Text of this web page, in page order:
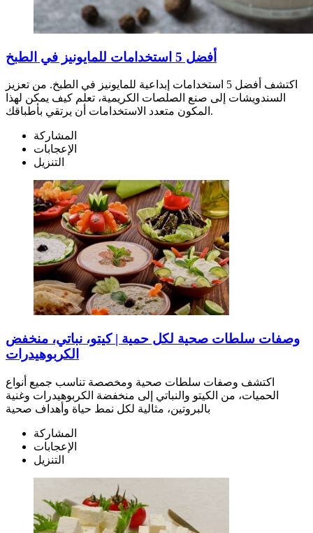
أفضل 5 استخدامات للمايونيز في الطبخ
اكتشف أفضل 5 استخدامات إبداعية للمايونيز في الطبخ. من تعزيز
السندويشات إلى صنع الصلصات الكريمية، تعلم كيف يمكن لهذا
المكون متعدد الاستخدامات أن يرتقي بأطباقك.
المشاركة
الإعجابات
التنزيل
وصفات سلطات صحية لكل حمية | كيتو، نباتي، منخفض
الكربوهيدرات
اكتشف وصفات سلطات صحية ومخصصة تناسب جميع أنواع
الحميات، من الكيتو والنباتي إلى منخفضة الكربوهيدرات وغنية
بالبروتين، مثالية لكل نمط حياة وأهداف صحية
المشاركة
الإعجابات
التنزيل